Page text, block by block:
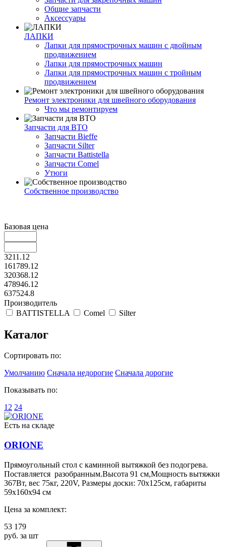
Общие запчасти
Аксессуары
ЛАПКИ
Лапки для прямострочных машин с двойным
продвижением
Лапки для прямострочных машин
Лапки для прямострочных машин с тройным
продвижением
Ремонт электроники для швейного оборудования
Что мы ремонтируем
Запчасти для ВТО
Запчасти Bieffe
Запчасти Silter
Запчасти Battistella
Запчасти Comel
Утюги
Собственное производство
Базовая цена
3211.12
161789.12
320368.12
478946.12
637524.8
Производитель
BATTISTELLA
Comel Silter
Каталог
Сортировать по:
Умолчанию Сначала недорогие Сначала дорогие
Показывать по:
12 24
Есть на складе
ORIONE
Прямоугольный стол с каминной вытяжкой без подогрева.
Поставляется разобранным.Высота 91 см,Мощность вытяжки
367Вт, вес 75кг, 220V, Размеры доски: 70х125см, габариты
59x160x94 см
Цена за комплект:
53 179
руб. за шт